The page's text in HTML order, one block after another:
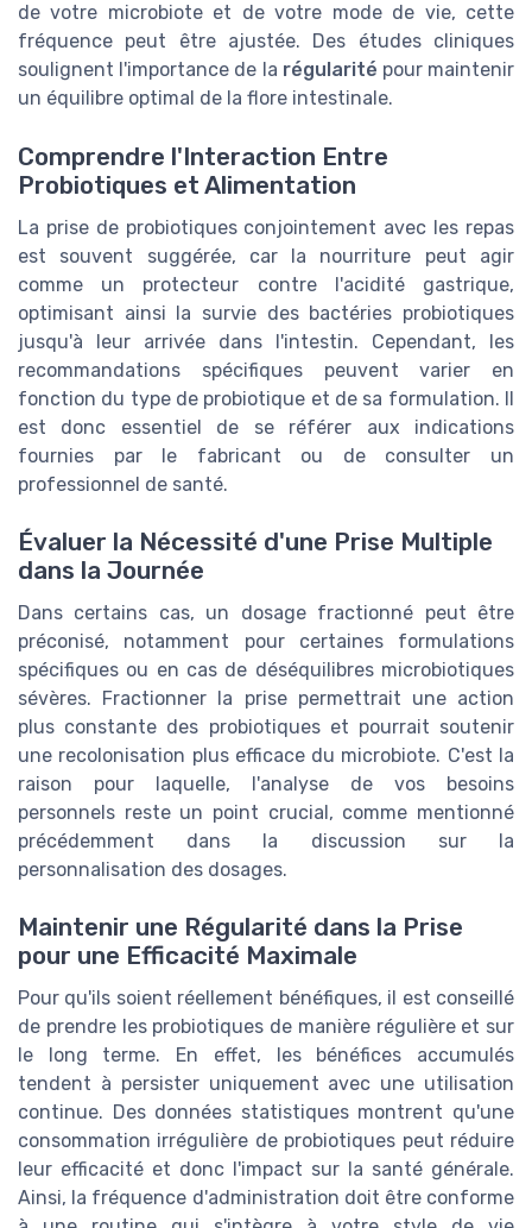
de votre microbiote et de votre mode de vie, cette
fréquence peut être ajustée. Des études cliniques
soulignent l'importance de la régularité pour maintenir
un équilibre optimal de la flore intestinale.
Comprendre l'Interaction Entre
Probiotiques et Alimentation
La prise de probiotiques conjointement avec les repas
est souvent suggérée, car la nourriture peut agir
comme un protecteur contre l'acidité gastrique,
optimisant ainsi la survie des bactéries probiotiques
jusqu'à leur arrivée dans l'intestin. Cependant, les
recommandations spécifiques peuvent varier en
fonction du type de probiotique et de sa formulation. Il
est donc essentiel de se référer aux indications
fournies par le fabricant ou de consulter un
professionnel de santé.
Évaluer la Nécessité d'une Prise Multiple
dans la Journée
Dans certains cas, un dosage fractionné peut être
préconisé, notamment pour certaines formulations
spécifiques ou en cas de déséquilibres microbiotiques
sévères. Fractionner la prise permettrait une action
plus constante des probiotiques et pourrait soutenir
une recolonisation plus efficace du microbiote. C'est la
raison pour laquelle, l'analyse de vos besoins
personnels reste un point crucial, comme mentionné
précédemment dans la discussion sur la
personnalisation des dosages.
Maintenir une Régularité dans la Prise
pour une Efficacité Maximale
Pour qu'ils soient réellement bénéfiques, il est conseillé
de prendre les probiotiques de manière régulière et sur
le long terme. En effet, les bénéfices accumulés
tendent à persister uniquement avec une utilisation
continue. Des données statistiques montrent qu'une
consommation irrégulière de probiotiques peut réduire
leur efficacité et donc l'impact sur la santé générale.
Ainsi, la fréquence d'administration doit être conforme